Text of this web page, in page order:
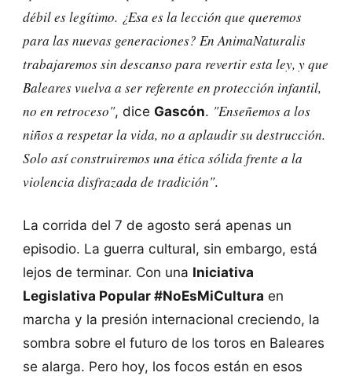
débil es legítimo. ¿Esa es la lección que queremos
para las nuevas generaciones? En AnimaNaturalis
trabajaremos sin descanso para revertir esta ley, y que
Baleares vuelva a ser referente en protección infantil,
no en retroceso", dice Gascón. "Enseñemos a los
niños a respetar la vida, no a aplaudir su destrucción.
Solo así construiremos una ética sólida frente a la
violencia disfrazada de tradición".
La corrida del 7 de agosto será apenas un
episodio. La guerra cultural, sin embargo, está
lejos de terminar. Con una Iniciativa
Legislativa Popular #NoEsMiCultura en
marcha y la presión internacional creciendo, la
sombra sobre el futuro de los toros en Baleares
se alarga. Pero hoy, los focos están en esos